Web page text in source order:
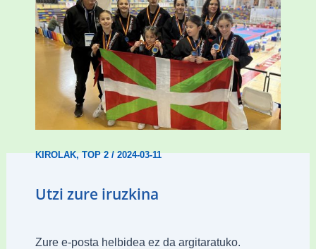
Wadokan garaile Espainiako txapelketan
14 dominarekin
KIROLAK,TOP 2/2024-03-11
Utzi zure iruzkina
Zure e-posta helbidea ez da argitaratuko.